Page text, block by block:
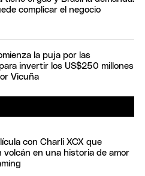
complicar el negocio
la puja por las
invertir los US$250 millones
Vicuña
con Charli XCX que
volcán en una historia de amor